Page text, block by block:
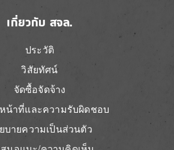
เกี่ยวกับ สจล.
ประวัติ
วิสัยทัศน์
จัดซื้อจัดจ้าง
น้าที่และความรับผิดชอบ
บายความเป็นส่วนตัว